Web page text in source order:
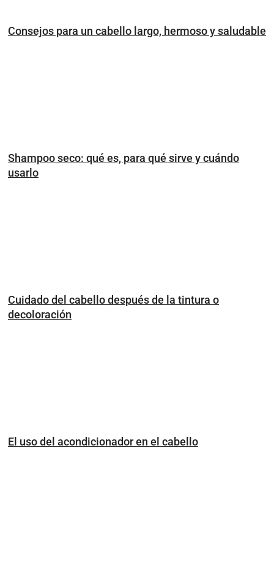
Consejos para un cabello largo, hermoso y saludable
Shampoo seco: qué es, para qué sirve y cuándo
usarlo
Cuidado del cabello después de la tintura o
decoloración
El uso del acondicionador en el cabello